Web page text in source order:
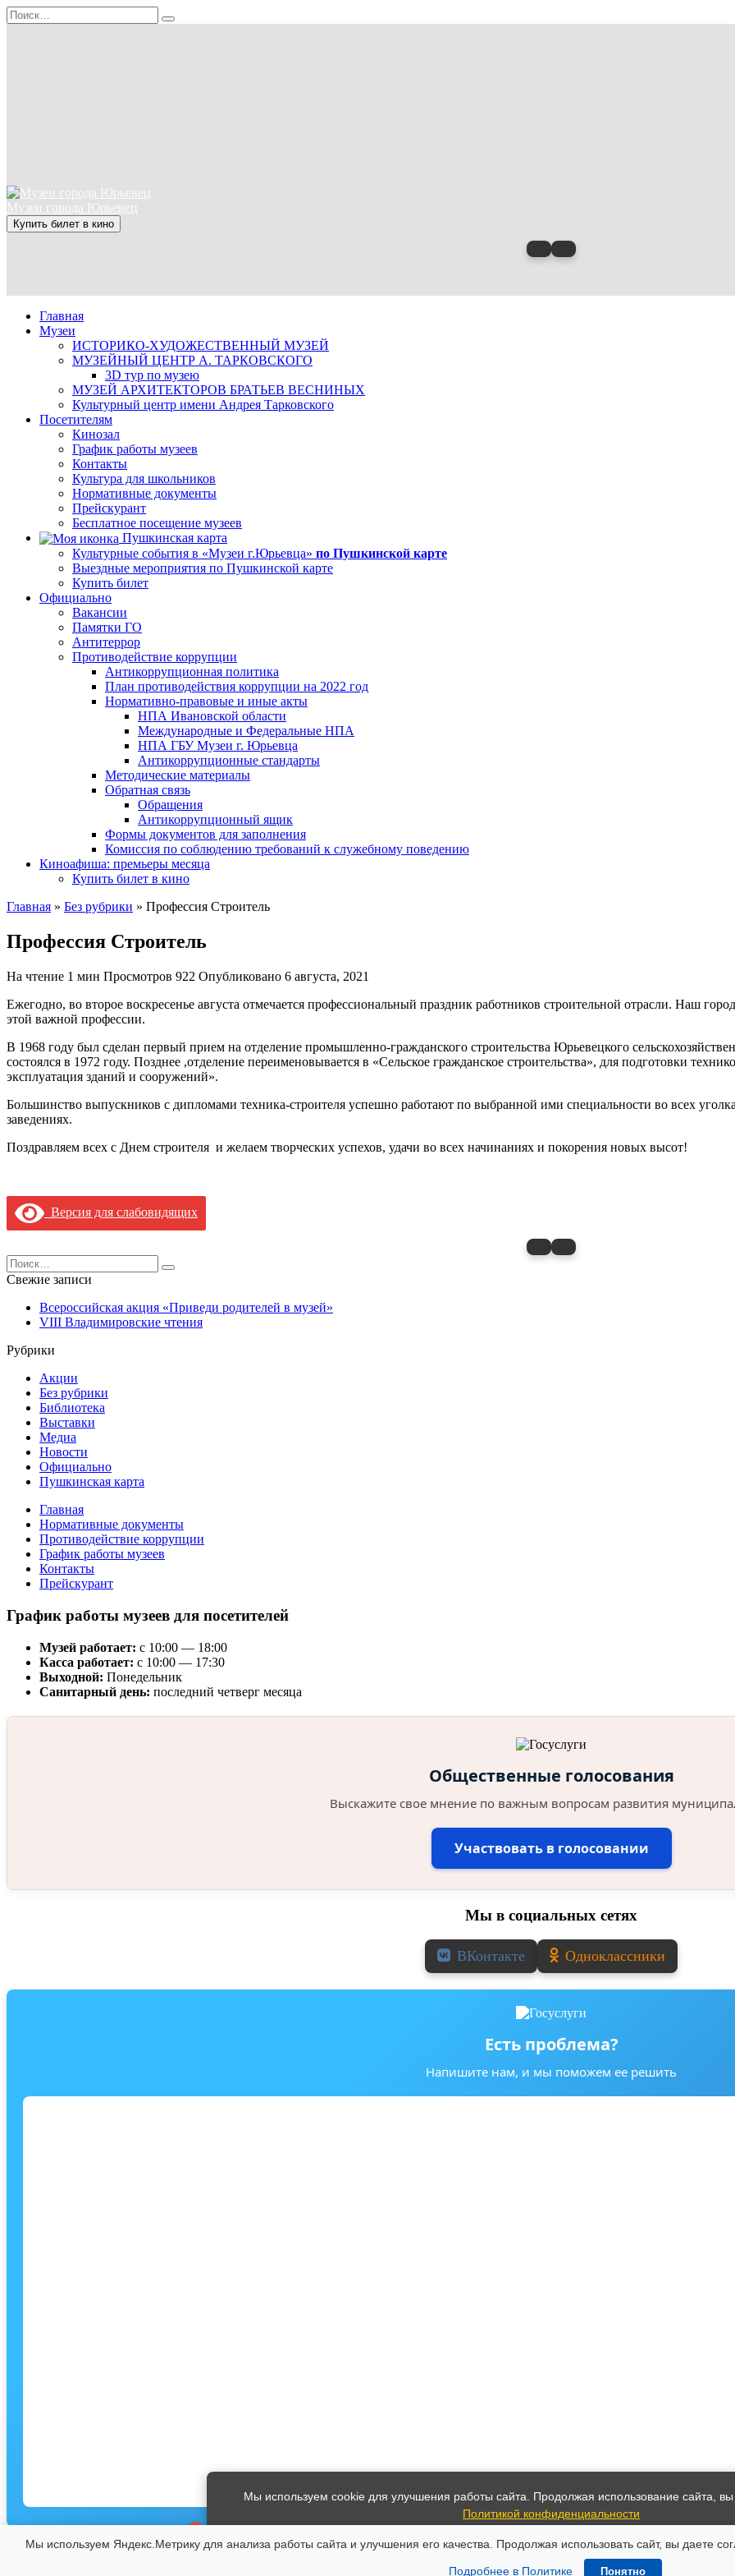
Перейти
к
Search
for:
Музеи города Юрьевец
Купить билет в кино
Главная
Музеи
ИСТОРИКО-ХУДОЖЕСТВЕННЫЙ МУЗЕЙ
МУЗЕЙНЫЙ ЦЕНТР А. ТАРКОВСКОГО
3D тур по музею
МУЗЕЙ АРХИТЕКТОРОВ БРАТЬЕВ ВЕСНИНЫХ
Культурный центр имени Андрея Тарковского
Посетителям
Кинозал
График работы музеев
Контакты
Культура для школьников
Нормативные документы
Прейскурант
Бесплатное посещение музеев
Пушкинская карта
Культурные события в «Музеи г.Юрьевца» по Пушкинской карте
Выездные мероприятия по Пушкинской карте
Купить билет
Официально
Вакансии
Памятки ГО
Антитеррор
Противодействие коррупции
Антикоррупционная политика
План противодействия коррупции на 2022 год
Нормативно-правовые и иные акты
НПА Ивановской области
Международные и Федеральные НПА
НПА ГБУ Музеи г. Юрьевца
Антикоррупционные стандарты
Методические материалы
Обратная связь
Обращения
Антикоррупционный ящик
Формы документов для заполнения
Комиссия по соблюдению требований к служебному поведению
Киноафиша: премьеры месяца
Купить билет в кино
Главная » Без рубрики » Профессия Строитель
Профессия Строитель
На чтение 1 мин Просмотров 922 Опубликовано 6 августа, 2021
Ежегодно, во второе воскресенье августа отмечается профессиональный праздник работников строительной отрасли. Наш
этой важной профессии.
В 1968 году был сделан первый прием на отделение промышленно-гражданского строительства Юрьевецкого
состоялся в 1972 году. Позднее ,отделение переименовывается в «Сельское гражданское строительства», для подготовки
эксплуатация зданий и сооружений».
Большинство выпускников с дипломами техника-строителя успешно работают по выбранной ими специальности во всех
заведениях.
Поздравляем всех с Днем строителя и желаем творческих успехов, удачи во всех начинаниях и покорения новых высот!
Версия для слабовидящих
Search
for:
Свежие записи
Всероссийская акция «Приведи родителей в музей»
VIII Владимировские чтения
Рубрики
Акции
Без рубрики
Библиотека
Выставки
Медиа
Новости
Официально
Пушкинская карта
Главная
Нормативные документы
Противодействие коррупции
График работы музеев
Контакты
Прейскурант
График работы музеев для посетителей
Музей работает: с 10:00 — 18:00
Касса работает: с 10:00 — 17:30
Выходной: Понедельник
Санитарный день: последний четверг месяца
Общественные голосования
Выскажите свое мнение по важным вопросам развития
Участвовать в голосовании
Мы в социальных сетях
ВКонтакте Одноклассники
Есть проблема?
Напишите нам, и мы поможем ее решить
© 2026 Музеи города Юрьевец
ЗАПИСЬ НА ЭКСКУРСИИ
Мы используем Яндекс.Метрику для анализа работы сайта и улучшения его качества. Продолжая использовать сайт, вы даете
Подробнее в Политике Понятно
Мы используем cookie для улучшения работы сайта. Продолжая использование сайта,
Политикой конфиденциальности
Принять